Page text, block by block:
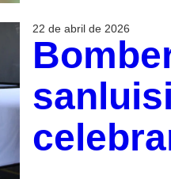
22 de abril de 2026